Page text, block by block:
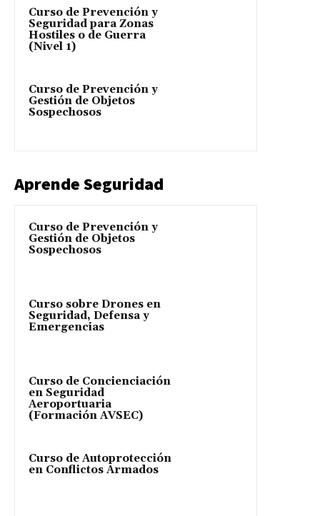
Curso de Prevención y
Seguridad para Zonas
Hostiles o de Guerra
(Nivel 1)
Curso de Prevención y
Gestión de Objetos
Sospechosos
Aprende Seguridad
Curso de Prevención y
Gestión de Objetos
Sospechosos
Curso sobre Drones en
Seguridad, Defensa y
Emergencias
Curso de Concienciación
en Seguridad
Aeroportuaria
(Formación AVSEC)
Curso de Autoprotección
en Conflictos Armados